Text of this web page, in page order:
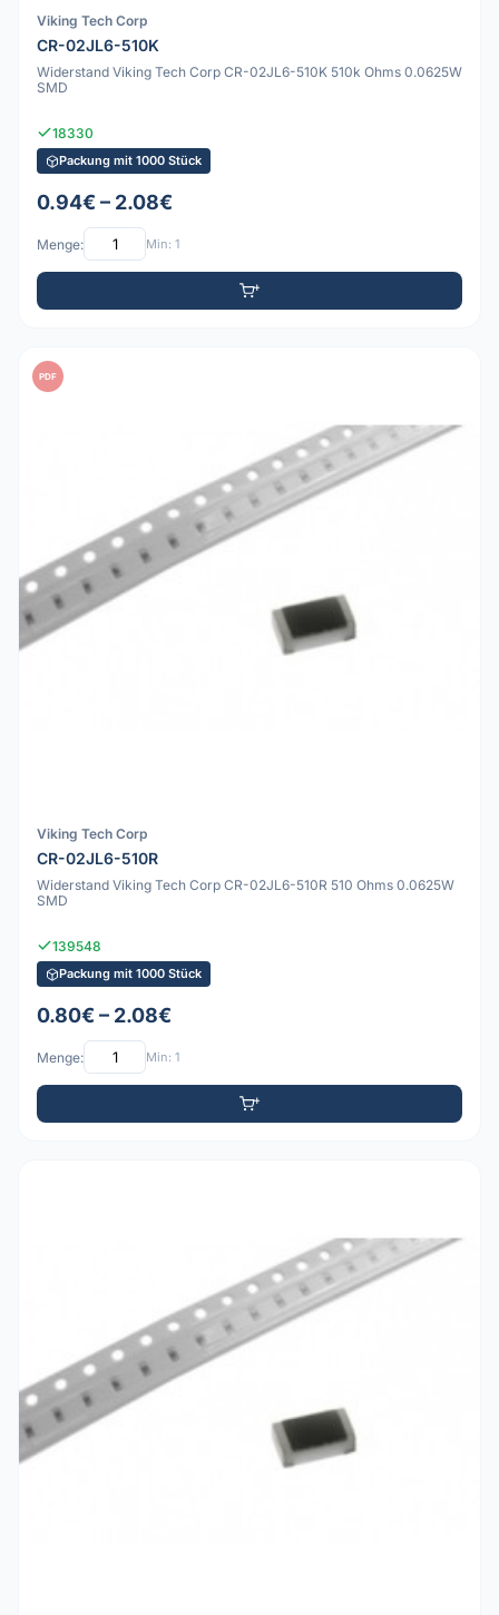
Viking Tech Corp
CR-02JL6-510K
Widerstand Viking Tech Corp CR-02JL6-510K 510k Ohms 0.0625W
SMD
18330
Packung mit 1000 Stück
0.94€ – 2.08€
Menge: Min: 1
PDF
Viking Tech Corp
CR-02JL6-510R
Widerstand Viking Tech Corp CR-02JL6-510R 510 Ohms 0.0625W
SMD
139548
Packung mit 1000 Stück
0.80€ – 2.08€
Menge: Min: 1